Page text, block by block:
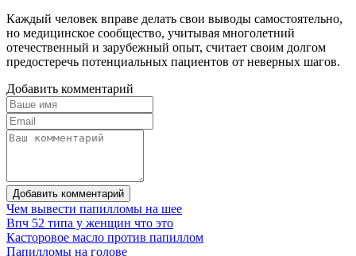
Каждый человек вправе делать свои выводы самостоятельно,
но медицинское сообщество, учитывая многолетний
отечественный и зарубежный опыт, считает своим долгом
предостеречь потенциальных пациентов от неверных шагов.
Добавить комментарий
Добавить комментарий
Чем вывести папилломы на шее
Впч 52 типа у женщин что это
Касторовое масло против папиллом
Папилломы на голове